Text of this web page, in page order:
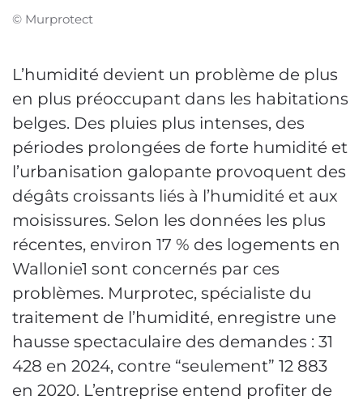
© Murprotect
L’humidité devient un problème de plus
en plus préoccupant dans les habitations
belges. Des pluies plus intenses, des
périodes prolongées de forte humidité et
l’urbanisation galopante provoquent des
dégâts croissants liés à l’humidité et aux
moisissures. Selon les données les plus
récentes, environ 17 % des logements en
Wallonie1 sont concernés par ces
problèmes. Murprotec, spécialiste du
traitement de l’humidité, enregistre une
hausse spectaculaire des demandes : 31
428 en 2024, contre “seulement” 12 883
en 2020. L’entreprise entend profiter de